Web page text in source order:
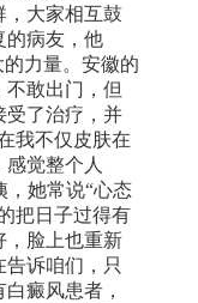
，大家相互鼓
的病友，他
力量。安徽的
敢出门，但
受了治疗，并
我不仅皮肤在
觉整个人
，她常说“心态
把日子过得有
，脸上也重新
诉咱们，只
癜风患者，